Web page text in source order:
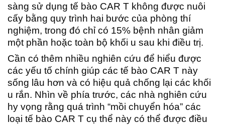
sàng sử dụng tế bào CAR T không được nuôi
cấy bằng quy trình hai bước của phòng thí
nghiệm, trong đó chỉ có 15% bệnh nhân giảm
một phần hoặc toàn bộ khối u sau khi điều trị.
Cần có thêm nhiều nghiên cứu để hiểu được
các yếu tố chính giúp các tế bào CAR T này
sống lâu hơn và có hiệu quả chống lại các khối
u rắn. Nhìn về phía trước, các nhà nghiên cứu
hy vọng rằng quá trình “mồi chuyển hóa” các
loại tế bào CAR T cụ thể này có thể được điều